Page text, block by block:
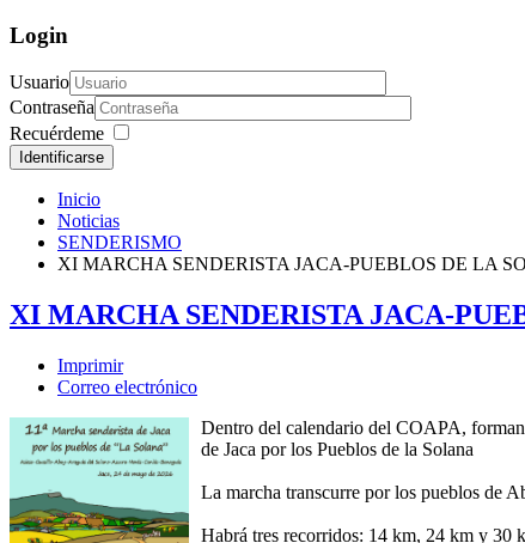
Login
Usuario
Contraseña
Recuérdeme
Identificarse
Inicio
Noticias
SENDERISMO
XI MARCHA SENDERISTA JACA-PUEBLOS DE LA
XI MARCHA SENDERISTA JACA-
Imprimir
Correo electrónico
Dentro del calendario del COAPA,
de Jaca por los Pueblos de la Solana
La marcha transcurre por los pueblos de
Habrá tres recorridos: 14 km, 24 km y 30